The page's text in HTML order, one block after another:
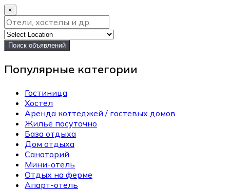
×
Поиск объявлений
Популярные категории
Гостиница
Хостел
Аренда коттеджей / гостевых домов
Жильё посуточно
База отдыха
Дом отдыха
Санаторий
Мини-отель
Отдых на ферме
Апарт-отель